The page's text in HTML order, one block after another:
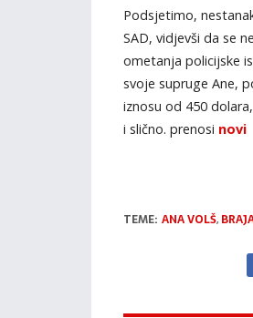
Podsjetimo,
SAD, vidjevši da se
ometanja policijske
svoje supruge Ane,
iznosu od 450
i slično. prenosi novi
TEME: ANA VOLŠ,